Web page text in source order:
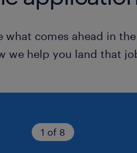
what comes ahead in
we help you land that
1 of 8